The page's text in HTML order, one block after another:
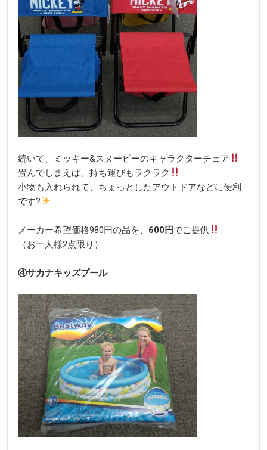
続いて、ミッキー&スヌーピーのキャラクターチェア
畳んでしまえば、持ち運びもラクラク
小物も入れられて、ちょっとしたアウトドアなどに便利
です?
メーカー希望価格980円の品を、 600円でご提供
（お一人様2点限り）
④サカナキッズプール